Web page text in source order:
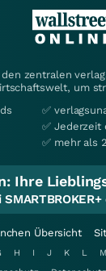
zentralen
um
✅
✅
✅ mehr als
Ihre
Übersicht
H I J K L M